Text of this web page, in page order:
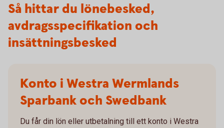
Så hittar du lönebesked,
avdragsspecifikation och
insättningsbesked
Konto i Westra Wermlands
Sparbank och Swedbank
Du får din lön eller utbetalning till ett konto i Westra